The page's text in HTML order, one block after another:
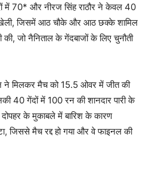
में 70* और नीरज सिंह राठौर ने केवल 40
जिसमें आठ चौके और आठ छक्के शामिल
जो नैनिताल के गेंदबाजों के लिए चुनौती
ने मिलकर मैच को 15.5 ओवर में जीत की
40 गेंदों में 100 रन की शानदार पारी के
के मुकाबले में बारिश के कारण
जिससे मैच रद्द हो गया और वे फाइनल की